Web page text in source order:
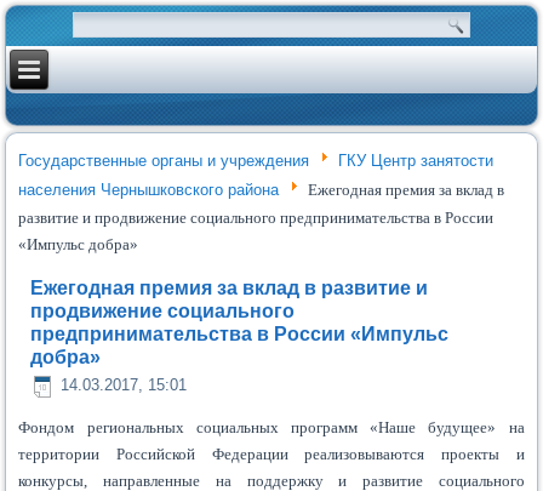
Государственные органы и учреждения
ГКУ Центр занятости
населения Чернышковского района
Ежегодная премия за вклад в
развитие и продвижение социального предпринимательства в России
«Импульс добра»
Ежегодная премия за вклад в развитие и
продвижение социального
предпринимательства в России «Импульс
добра»
14.03.2017, 15:01
Фондом региональных социальных программ «Наше будущее» на
территории Российской Федерации реализовываются проекты и
конкурсы, направленные на поддержку и развитие социального